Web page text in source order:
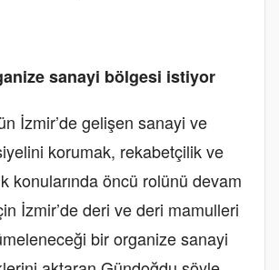
sanayi bölgesi istiyor
İzmir’de gelişen sanayi ve
korumak, rekabetçilik ve
konularında öncü rolünü devam
İzmir’de deri ve deri mamulleri
bir organize sanayi